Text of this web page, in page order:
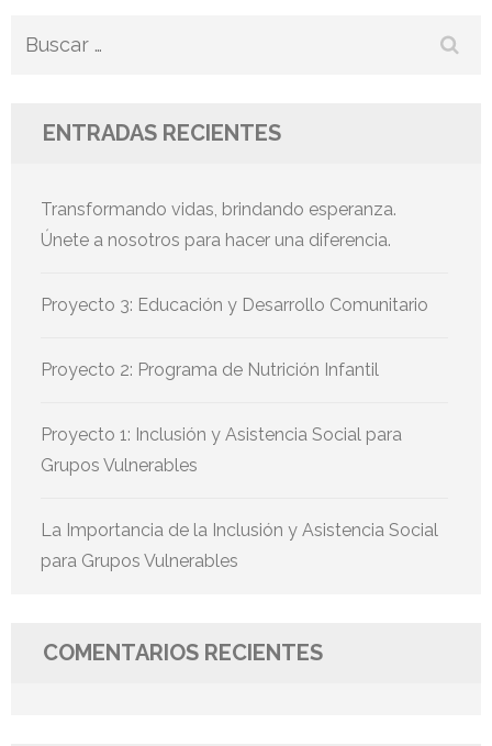
Buscar:
ENTRADAS RECIENTES
Transformando vidas, brindando esperanza.
Únete a nosotros para hacer una diferencia.
Proyecto 3: Educación y Desarrollo Comunitario
Proyecto 2: Programa de Nutrición Infantil
Proyecto 1: Inclusión y Asistencia Social para
Grupos Vulnerables
La Importancia de la Inclusión y Asistencia Social
para Grupos Vulnerables
COMENTARIOS RECIENTES